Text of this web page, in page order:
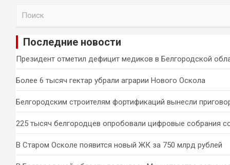
и
Последние новости
Президент отметил дефицит медиков в Белгородской
Более 6 тысяч гектар убрали аграрии Нового Оскола
Белгородским строителям фортификаций вынесли
225 тысяч белгородцев опробовали цифровые собрания
В Старом Осколе появится новый ЖК за 750 млрд рублей